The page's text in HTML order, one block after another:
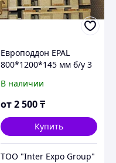
Европоддон EPAL
800*1200*145 мм б/у 3
фумигированный
В наличии
от2 500₸
Купить
ТОО "Inter Expo Group"